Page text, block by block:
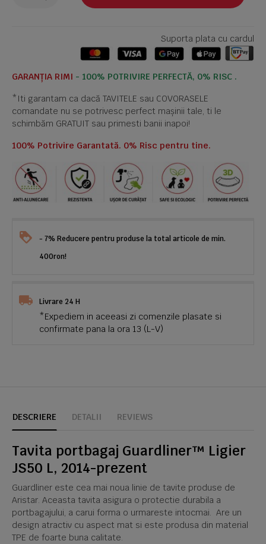
Suporta plata cu cardul
GARANȚIA RIMI - 100% POTRIVIRE PERFECTĂ, 0% RISC .
*Iti garantam ca dacă TAVITELE sau COVORASELE
comandate nu se potrivesc perfect mașinii tale, ti le
schimbăm GRATUIT sau primesti banii inapoi!
100% Potrivire Garantată. 0% Risc pentru tine.
- 7% Reducere pentru produse la total articole de min.
400ron!
Livrare 24 H
*Expediem in aceeasi zi comenzile plasate si
confirmate pana la ora 13 (L-V)
DESCRIERE DETALII REVIEWS
Tavita portbagaj Guardliner™ Ligier
JS50 L, 2014-prezent
Guardliner este cea mai noua linie de tavite produse de
Aristar. Aceasta tavita asigura o protectie durabila a
portbagajului, a carui forma o urmareste intocmai. Are un
design atractiv cu aspect mat si este produsa din material
TPE de foarte buna calitate.